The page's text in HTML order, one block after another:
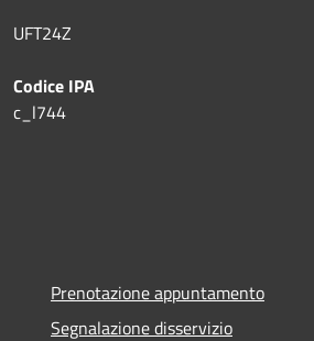
UFT24Z
Codice IPA
c_l744
Prenotazione appuntamento
Segnalazione disservizio